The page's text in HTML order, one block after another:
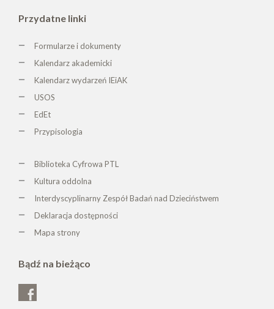
Przydatne linki
Formularze i dokumenty
Kalendarz akademicki
Kalendarz wydarzeń IEiAK
USOS
EdEt
Przypisologia
Biblioteka Cyfrowa PTL
Kultura oddolna
Interdyscyplinarny Zespół Badań nad Dzieciństwem
Deklaracja dostępności
Mapa strony
Bądź na bieżąco